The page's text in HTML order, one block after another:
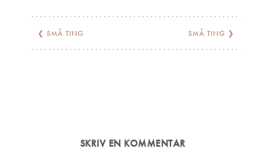
❮ SMÅ TING SMÅ TING ❯
SKRIV EN KOMMENTAR